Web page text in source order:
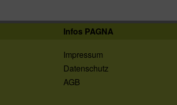
Infos PAGNA
Impressum
Datenschutz
AGB